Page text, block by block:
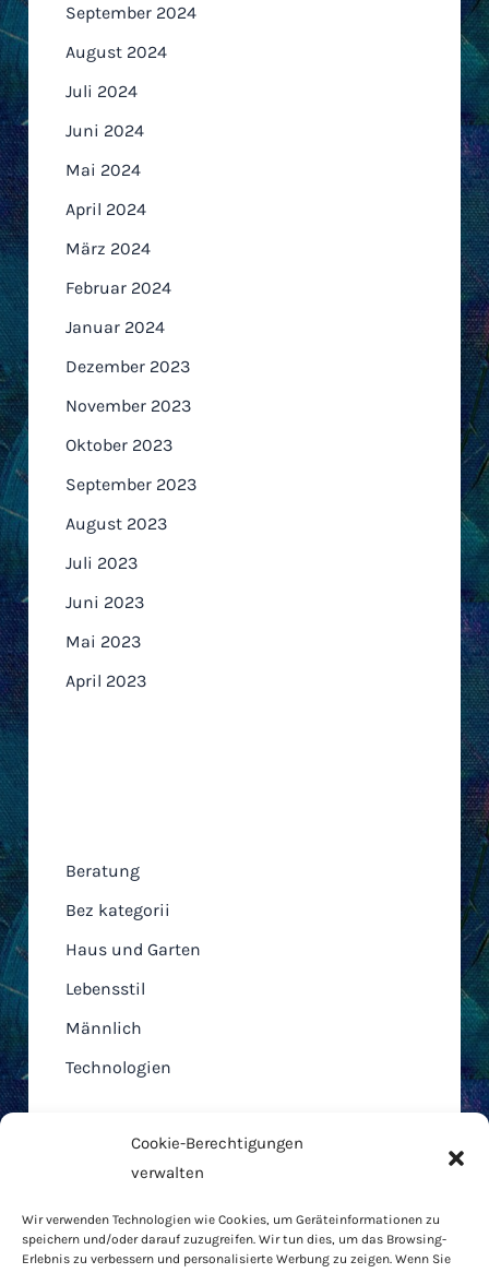
Cookie-Berechtigungen
verwalten
Wir verwenden Technologien wie Cookies, um Geräteinformationen zu
speichern und/oder darauf zuzugreifen. Wir tun dies, um das Browsing-
Erlebnis zu verbessern und personalisierte Werbung zu zeigen. Wenn Sie
September 2024
August 2024
Juli 2024
Juni 2024
Mai 2024
April 2024
März 2024
Februar 2024
Januar 2024
Dezember 2023
November 2023
Oktober 2023
September 2023
August 2023
Juli 2023
Juni 2023
Mai 2023
April 2023
Beratung
Bez kategorii
Haus und Garten
Lebensstil
Männlich
Technologien
AGB
Cookie-Richtlinie